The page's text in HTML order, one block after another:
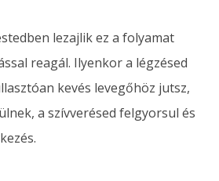
lezajlik ez a folyamat
reagál. Ilyenkor a légzésed
kevés levegőhöz jutsz,
a szívverésed felgyorsul és